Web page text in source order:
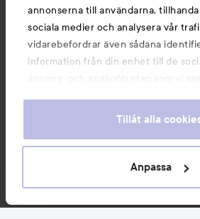
annonserna till användarna,
sociala medier och analysera vår
vidarebefordrar även sådana
information från din enhet till de
annons- och analysföretag som vi
information som du har
våra cookies vid fortsatt
För information om hur du kan ändra
Tillåt alla
Anpassa